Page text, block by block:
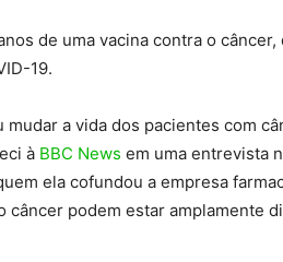
de uma vacina contra o
19.
a vida dos pacientes com
à BBC News em uma entrevista
ela cofundou a empresa
podem estar amplamente